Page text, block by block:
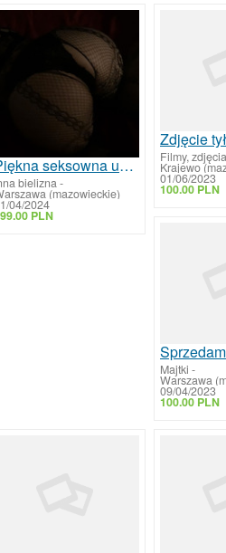
Piękna seksowna używana bielizna koronkowy pachnący kombinezon fetysz
bielizna-
(mazowieckie)
04/2024
PLN
Zdjęcie
Filmy, zdjęcia
Krajewo
01/06/2023
100.00 PLN
Majtki -
Warszawa
09/04/2023
100.00 PLN